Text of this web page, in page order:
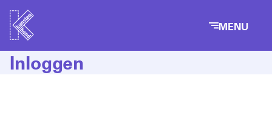
MENU
Inloggen